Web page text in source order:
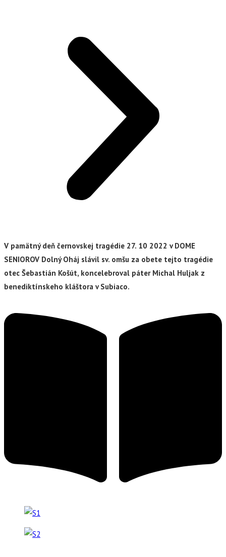
V pamätný deň černovskej tragédie 27. 10 2022 v DOME
SENIOROV Dolný Oháj slávil sv. omšu za obete tejto tragédie
otec Šebastián Košút, koncelebroval páter Michal Huljak z
benediktínskeho kláštora v Subiaco.